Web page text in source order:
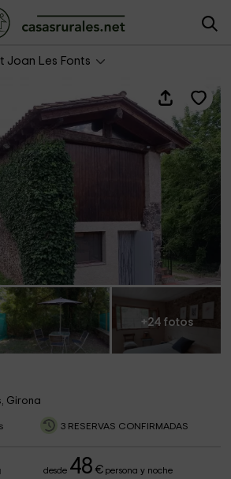
Joan Les Fonts
+24 fotos
Girona
3 RESERVAS CONFIRMADAS
desde 48 €persona y noche